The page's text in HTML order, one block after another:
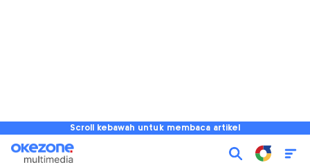
Scroll kebawah untuk membaca artikel